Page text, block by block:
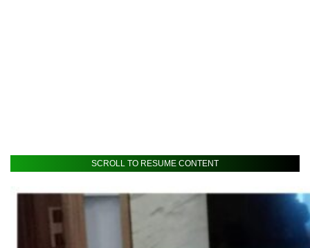
SCROLL TO RESUME CONTENT